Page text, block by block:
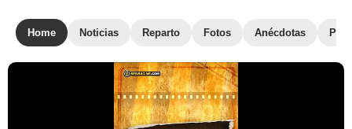
Home Noticias Reparto Fotos Anécdotas